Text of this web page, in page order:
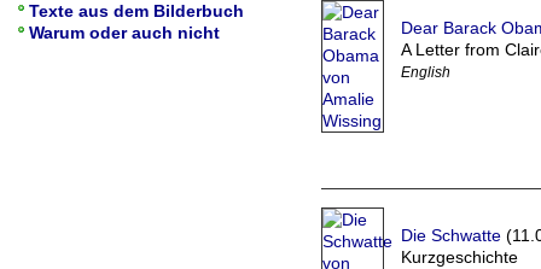
Dear Barack
A Letter from
English
Die Schwatte
Kurzgeschichte
Texte aus dem Bilderbuch
Warum oder auch nicht